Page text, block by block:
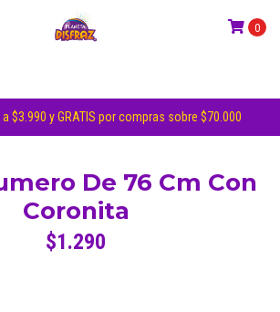
$3.990 y GRATIS por compras sobre $70.000
0
De 76 Cm Con
Coronita
$1.290